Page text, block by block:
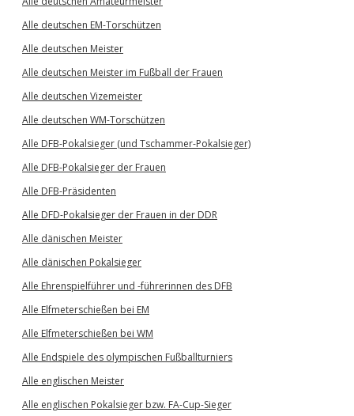
Alle deutschen EM-Torschützen
Alle deutschen Meister
Alle deutschen Meister im Fußball der Frauen
Alle deutschen Vizemeister
Alle deutschen WM-Torschützen
Alle DFB-Pokalsieger (und Tschammer-Pokalsieger)
Alle DFB-Pokalsieger der Frauen
Alle DFB-Präsidenten
Alle DFD-Pokalsieger der Frauen in der DDR
Alle dänischen Meister
Alle dänischen Pokalsieger
Alle Ehrenspielführer und -führerinnen des DFB
Alle Elfmeterschießen bei EM
Alle Elfmeterschießen bei WM
Alle Endspiele des olympischen Fußballturniers
Alle englischen Meister
Alle englischen Pokalsieger bzw. FA-Cup-Sieger